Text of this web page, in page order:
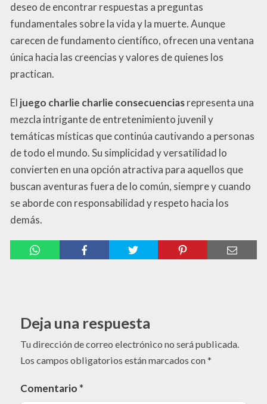
deseo de encontrar respuestas a preguntas
fundamentales sobre la vida y la muerte. Aunque
carecen de fundamento científico, ofrecen una ventana
única hacia las creencias y valores de quienes los
practican.
El juego charlie charlie consecuenciasrepresenta una
mezcla intrigante de entretenimiento juvenil y
temáticas místicas que continúa cautivando a personas
de todo el mundo. Su simplicidad y versatilidad lo
convierten en una opción atractiva para aquellos que
buscan aventuras fuera de lo común, siempre y cuando
se aborde con responsabilidad y respeto hacia los
demás.
Deja una respuesta
Tu dirección de correo electrónico no será publicada.
Los campos obligatorios están marcados con*
Comentario *